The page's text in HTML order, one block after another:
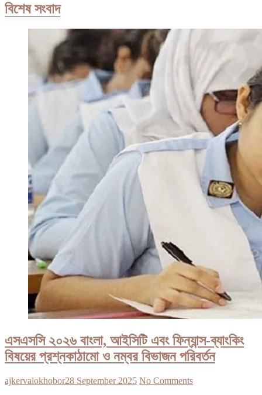
বিশেষ সংবাদ
এসএসসি ২০২৬ বাংলা, আইসিটি এবং ফিন্যান্স-ব্যাংকিং
বিষয়ের প্রশ্নকাঠামো ও নম্বর বিভাজন পরিবর্তন
ajkervalokhobor28 September 2025 No Comments